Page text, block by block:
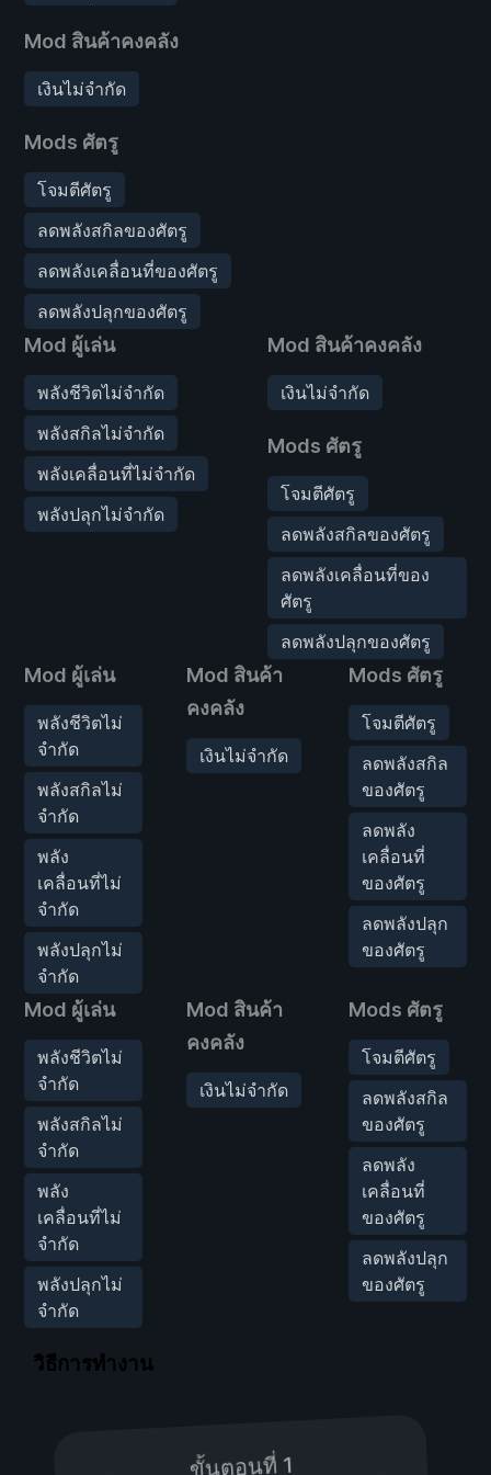
Mod สินค้าคงคลัง
เงินไม่จำกัด
Mods ศัตรู
โจมตีศัตรู
ลดพลังสกิลของศัตรู
ลดพลังเคลื่อนที่ของศัตรู
ลดพลังปลุกของศัตรู
Mod ผู้เล่น
พลังชีวิตไม่จำกัด
พลังสกิลไม่จำกัด
พลังเคลื่อนที่ไม่จำกัด
พลังปลุกไม่จำกัด
Mod สินค้าคงคลัง
เงินไม่จำกัด
Mods ศัตรู
โจมตีศัตรู
ลดพลังสกิลของศัตรู
ลดพลังเคลื่อนที่ของ
ศัตรู
ลดพลังปลุกของศัตรู
Mod ผู้เล่น
พลังชีวิตไม่
จำกัด
พลังสกิลไม่
จำกัด
พลัง
เคลื่อนที่ไม่
จำกัด
พลังปลุกไม่
จำกัด
Mod สินค้า
คงคลัง
เงินไม่จำกัด
Mods ศัตรู
โจมตีศัตรู
ลดพลังสกิล
ของศัตรู
ลดพลัง
เคลื่อนที่
ของศัตรู
ลดพลังปลุก
ของศัตรู
Mod ผู้เล่น
พลังชีวิตไม่
จำกัด
พลังสกิลไม่
จำกัด
พลัง
เคลื่อนที่ไม่
จำกัด
พลังปลุกไม่
จำกัด
Mod สินค้า
คงคลัง
เงินไม่จำกัด
Mods ศัตรู
โจมตีศัตรู
ลดพลังสกิล
ของศัตรู
ลดพลัง
เคลื่อนที่
ของศัตรู
ลดพลังปลุก
ของศัตรู
วิธีการทำงาน
ขั้นตอนที่ 1